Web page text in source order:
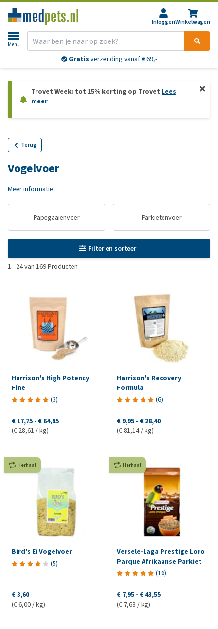
InloggenWinkelwagen
Menu
Gratis verzending vanaf € 69,-
Trovet Week: tot 15% korting op Trovet Lees
meer
Terug
Vogelvoer
Meer informatie
Papegaaienvoer Parkietenvoer
Filter en sorteer
1 - 24van 169Producten
Harrison's High Potency
Fine
(3)
€ 17,75 - € 64,95
(€ 28,61 / kg)
Harrison's Recovery
Formula
(6)
€ 9,95 - € 28,40
(€ 81,14 / kg)
Herhaal
Bird's Ei Vogelvoer
(5)
€ 3,60
(€ 6,00 / kg)
Herhaal
Versele-Laga Prestige Loro
Parque Afrikaanse Parkiet
(16)
€ 7,95 - € 43,55
(€ 7,63 / kg)